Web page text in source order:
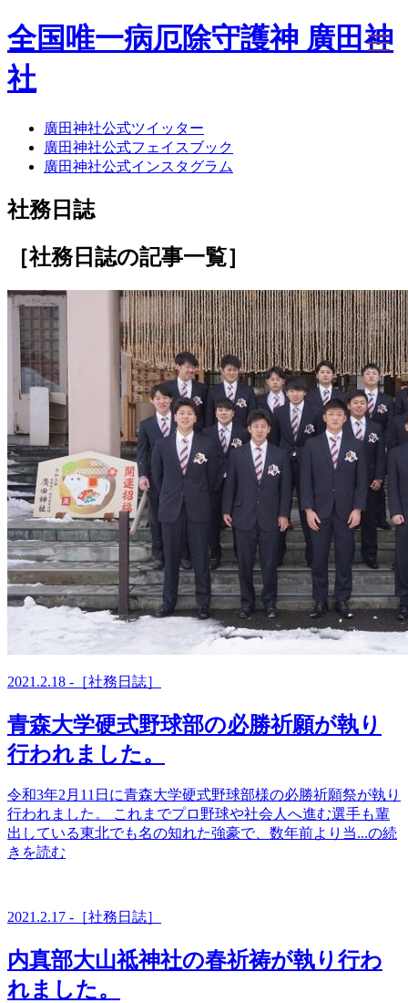
全国唯一病厄除守護神 廣田神
社
ホーム
社務日誌
お知らせ
年間祭事のご案内
お願いごと
神前結婚式
採用情報
八甲田山神社
海葬
古墳型合葬
水子葬
奉祝記念事業
お問い合わせ
廣田神社公式ツイッター
廣田神社公式フェイスブック
廣田神社公式インスタグラム
社務日誌
［社務日誌の記事一覧］
2021.2.18 -［社務日誌］
青森大学硬式野球部の必勝祈願が執り
行われました。
令和3年2月11日に青森大学硬式野球部様の必勝祈願祭が執り
行われました。 これまでプロ野球や社会人へ進む選手も輩
出している東北でも名の知れた強豪で、数年前より当...の続
きを読む
2021.2.17 -［社務日誌］
内真部大山祗神社の春祈祷が執り行わ
れました。